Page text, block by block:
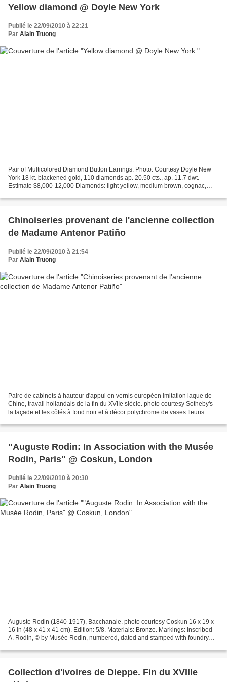
Yellow diamond @ Doyle New York
Publié le 22/09/2010 à 22:21
Par Alain Truong
Pair of Multicolored Diamond Button Earrings. Photo: Courtesy Doyle New
York 18 kt. blackened gold, 110 diamonds ap. 20.50 cts., ap. 11.7 dwt.
Estimate $8,000-12,000 Diamonds: light yellow, medium brown, cognac,
Chinoiseries provenant de l'ancienne collection
de Madame Antenor Patiño
Publié le 22/09/2010 à 21:54
Par Alain Truong
Paire de cabinets à hauteur d'appui en vernis européen imitation laque de
Chine, travail hollandais de la fin du XVIIe siècle. photo courtesy Sotheby's
la façade et les côtés à fond noir et à décor polychrome de vases fleuris
"Auguste Rodin: In Association with the Musée
Rodin, Paris" @ Coskun, London
Publié le 22/09/2010 à 20:30
Par Alain Truong
Auguste Rodin (1840-1917), Bacchanale. photo courtesy Coskun 16 x 19 x
16 in (48 x 41 x 41 cm). Edition: 5/8. Materials: Bronze. Markings: Inscribed
A. Rodin, © by Musée Rodin, numbered, dated and stamped with foundry
Collection d'ivoires de Dieppe. Fin du XVIIIe